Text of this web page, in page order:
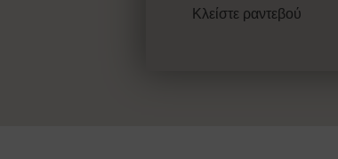
Κλείστε ραντεβού